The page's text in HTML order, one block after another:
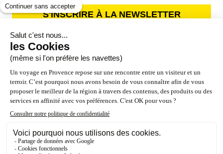
S'INSCRIRE À LA NEWSLETTER
NOS PARTENAIRES
ESPACE PRO / PRESSE